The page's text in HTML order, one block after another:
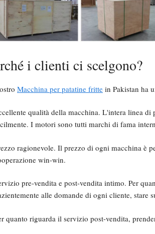
i clienti ci scelgono?
Macchina per patatine fritte in Pakistan ha
qualità della macchina. L'intera linea
I motori sono tutti marchi di fama
ragionevole. Il prezzo di ogni macchina è
win-win.
pre-vendita e post-vendita intimo. Per
alle domande di ogni cliente,
quanto riguarda il servizio post-vendita,